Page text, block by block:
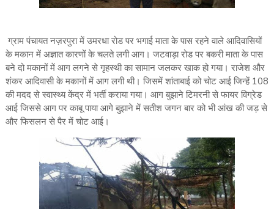
ग्राम पंचायत नज़रपुरा में उमरधा रोड पर भगाई माता के पास रहने वाले आदिवासियों
के मकान में अज्ञात कारणों के चलते लगी आग। जटवाड़ा रोड पर बकरी माता के पास
बने दो मकानों में आग लगने से गृहस्थी का सामान जलकर खाक हो गया। राजेश और
शंकर आदिवासी के मकानों में आग लगी थी। जिसमें शांताबाई को चोट आई जिन्हें 108
की मदद से स्वास्थ्य केंद्र में भर्ती कराया गया। आग बुझाने टिमरनी से फायर विग्रेड
आई जिससे आग पर काबू पाया आगे बुझाने में सतीश जगन बार को भी आंख की जड़ से
और फिसलन से पैर में चोट आई।